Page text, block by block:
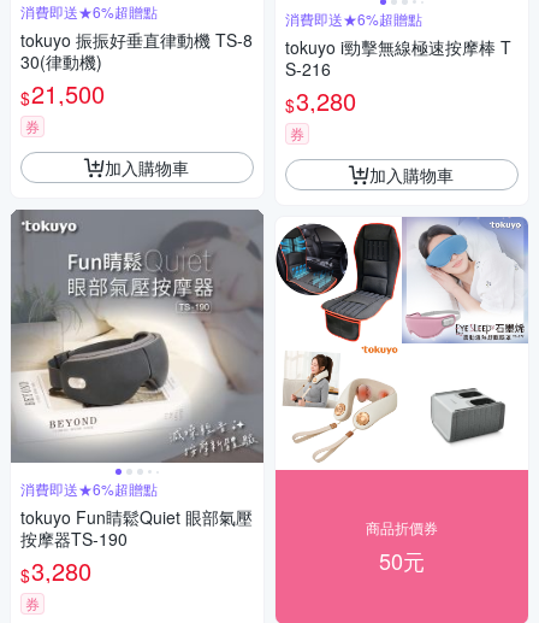
消費即送★6%超贈點
tokuyo 振振好垂直律動機 TS-8
30(律動機)
$21,500
券
加入購物車
消費即送★6%超贈點
tokuyo Fun睛鬆Quiet 眼部氣壓
按摩器TS-190
$3,280
券
消費即送★6%超贈點
tokuyo i勁擊無線極速按摩棒 T
S-216
$3,280
券
加入購物車
商品折價券
50元